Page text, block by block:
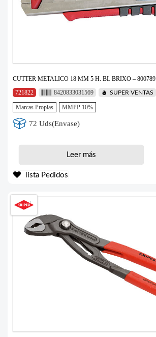
CUTTER METALICO 18 MM 5 H. BL BRIXO – 800789
721822
8420833031569 SUPER VENTAS
Marcas Propias MMPP 10%
72 Uds(Envase)
Leer más
lista Pedidos